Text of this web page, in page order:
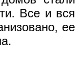
Все и вся
ее